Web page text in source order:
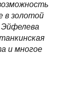
в золотой
и многое